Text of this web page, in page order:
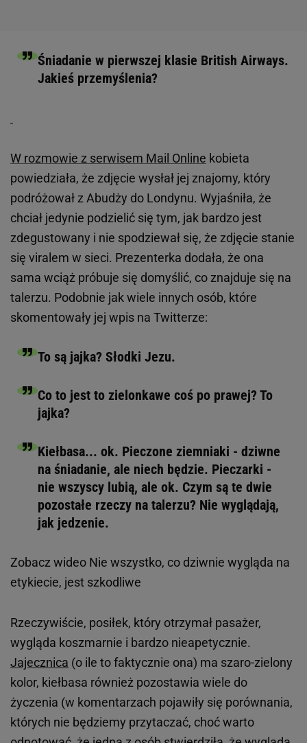
Śniadanie w pierwszej klasie British Airways.
Jakieś przemyślenia?
W rozmowie z serwisem Mail Online kobieta
powiedziała, że zdjęcie wysłał jej znajomy, który
podróżował z Abudży do Londynu. Wyjaśniła, że
chciał jedynie podzielić się tym, jak bardzo jest
zdegustowany i nie spodziewał się, że zdjęcie stanie
się viralem w sieci. Prezenterka dodała, że ona
sama wciąż próbuje się domyślić, co znajduje się na
talerzu. Podobnie jak wiele innych osób, które
skomentowały jej wpis na Twitterze:
To są jajka? Słodki Jezu.
Co to jest to zielonkawe coś po prawej? To
jajka?
Kiełbasa... ok. Pieczone ziemniaki - dziwne
na śniadanie, ale niech będzie. Pieczarki -
nie wszyscy lubią, ale ok. Czym są te dwie
pozostałe rzeczy na talerzu? Nie wyglądają,
jak jedzenie.
Zobacz wideo Nie wszystko, co dziwnie wygląda na
etykiecie, jest szkodliwe
Rzeczywiście, posiłek, który otrzymał pasażer,
wygląda koszmarnie i bardzo nieapetycznie.
Jajecznica (o ile to faktycznie ona) ma szaro-zielony
kolor, kiełbasa również pozostawia wiele do
życzenia (w komentarzach pojawiły się porównania,
których nie będziemy przytaczać, choć warto